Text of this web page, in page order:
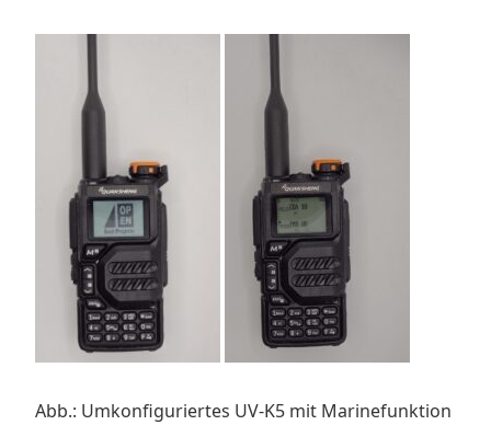
Abb.: Umkonfiguriertes UV-K5 mit Marinefunktion